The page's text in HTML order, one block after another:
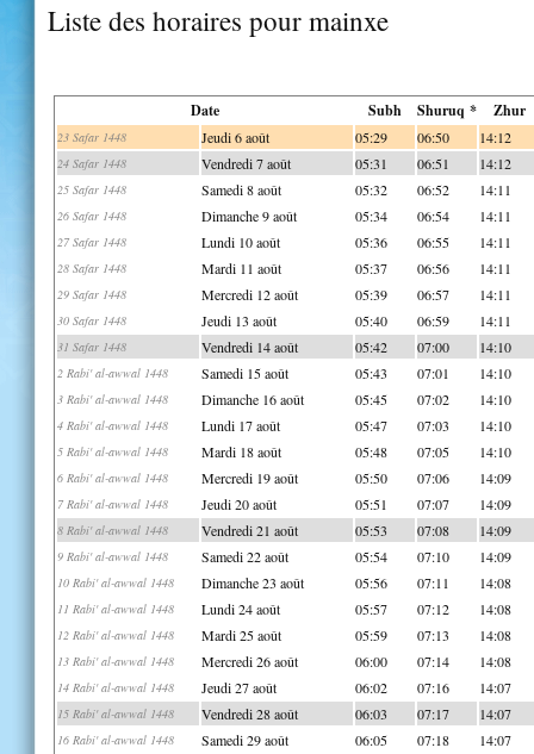
Liste des horaires pour mainxe
Date Subh Shuruq * Zhur
23 Safar 1448 Jeudi 6 août 05:29 06:50 14:12
24 Safar 1448 Vendredi 7 août 05:31 06:51 14:12
25 Safar 1448 Samedi 8 août 05:32 06:52 14:11
26 Safar 1448 Dimanche 9 août 05:34 06:54 14:11
27 Safar 1448 Lundi 10 août 05:36 06:55 14:11
28 Safar 1448 Mardi 11 août 05:37 06:56 14:11
29 Safar 1448 Mercredi 12 août 05:39 06:57 14:11
30 Safar 1448 Jeudi 13 août 05:40 06:59 14:11
31 Safar 1448 Vendredi 14 août 05:42 07:00 14:10
2 Rabi' al-awwal 1448 Samedi 15 août 05:43 07:01 14:10
3 Rabi' al-awwal 1448 Dimanche 16 août 05:45 07:02 14:10
4 Rabi' al-awwal 1448 Lundi 17 août 05:47 07:03 14:10
5 Rabi' al-awwal 1448 Mardi 18 août 05:48 07:05 14:10
6 Rabi' al-awwal 1448 Mercredi 19 août 05:50 07:06 14:09
7 Rabi' al-awwal 1448 Jeudi 20 août 05:51 07:07 14:09
8 Rabi' al-awwal 1448 Vendredi 21 août 05:53 07:08 14:09
9 Rabi' al-awwal 1448 Samedi 22 août 05:54 07:10 14:09
10 Rabi' al-awwal 1448 Dimanche 23 août 05:56 07:11 14:08
11 Rabi' al-awwal 1448 Lundi 24 août 05:57 07:12 14:08
12 Rabi' al-awwal 1448 Mardi 25 août 05:59 07:13 14:08
13 Rabi' al-awwal 1448 Mercredi 26 août 06:00 07:14 14:08
14 Rabi' al-awwal 1448 Jeudi 27 août 06:02 07:16 14:07
15 Rabi' al-awwal 1448 Vendredi 28 août 06:03 07:17 14:07
16 Rabi' al-awwal 1448 Samedi 29 août 06:05 07:18 14:07